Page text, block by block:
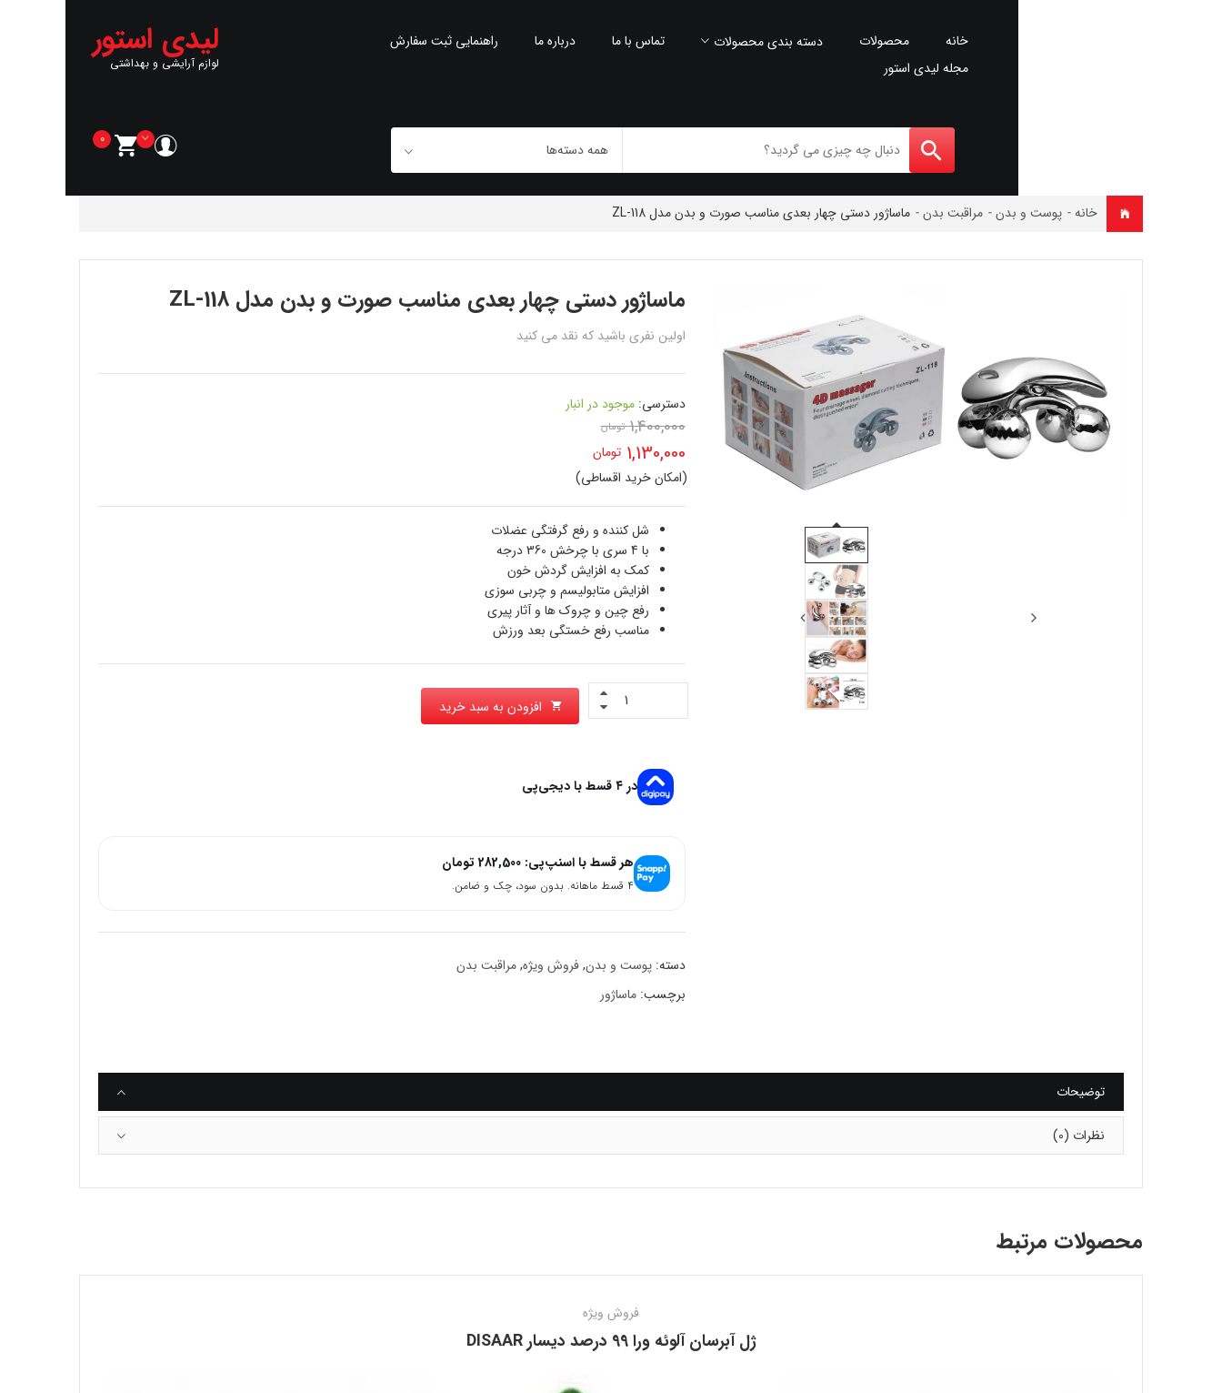
خانه محصولات دسته بندی محصولات تماس با ما درباره ما
راهنمایی ثبت سفارش
مجله لیدی استور
لیدی استور
لوازم آرایشی و بهداشتی
0
خانه - پوست و بدن - مراقبت بدن - ماساژور دستی چهار بعدی مناسب صورت و بدن مدل ZL-118
ماساژور دستی چهار بعدی مناسب صورت و بدن مدل ZL-118
اولین نفری باشید که نقد می کنید
دسترسی:موجود در انبار
1,400,000 تومان
اصلی
1,400,000 تومان
بود.
1,130,000 تومان
قیمت
فعلی
1,130,000 تومان
است.
(امکان خرید اقساطی)
شل کننده و رفع گرفتگی عضلات
با 4 سری با چرخش 360 درجه
کمک به افزایش گردش خون
افزایش متابولیسم و چربی سوزی
رفع چین و چروک ها و آثار پیری
مناسب رفع خستگی بعد ورزش
افزودن به سبد خرید
در ۴ قسط با دیجی‌پی
هر قسط با اسنپ‌پی:282,500 تومان
۴ قسط ماهانه. بدون سود، چک و ضامن.
دسته:پوست و بدن,فروش ویژه,مراقبت بدن
برچسب:ماساژور
توضیحات
نظرات (0)
محصولات مرتبط
فروش ویژه
ژل آبرسان آلوئه ورا 99 درصد دیسار DISAAR